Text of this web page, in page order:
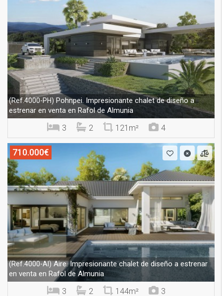
(Ref.4000-PH) Pohnpei. Impresionante chalet de diseño a
estrenar en venta en Rafol de Almunia
3 2 121m² 4
710.000€
(Ref.4000-AI) Aire. Impresionante chalet de diseño a estrenar
en venta en Rafol de Almunia
3 2 144m² 3